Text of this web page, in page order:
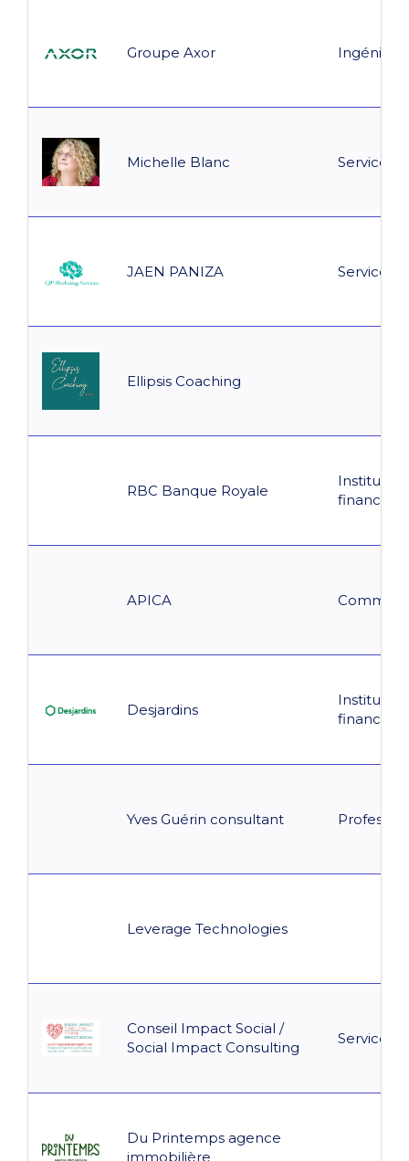
Groupe Axor Ingénierie
Michelle Blanc Service
JAEN PANIZA Service
Ellipsis Coaching
RBC Banque Royale
APICA
Desjardins
Yves Guérin consultant
Leverage Technologies
Conseil Impact Social /
Social Impact Consulting
Service
Du Printemps agence
immobilière